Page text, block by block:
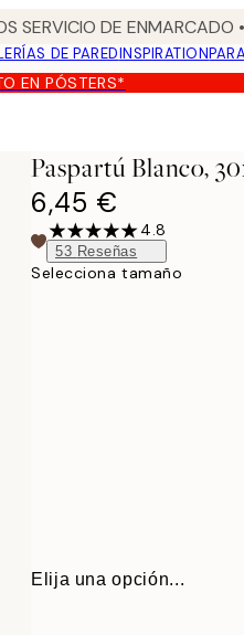
SERVICIO DE
DE PAREDINSPIRATION
EN PÓSTERS*
Paspartú Blanco,
6,45 €
4.8
53 Reseñas
Selecciona tamaño
Elija una opción...